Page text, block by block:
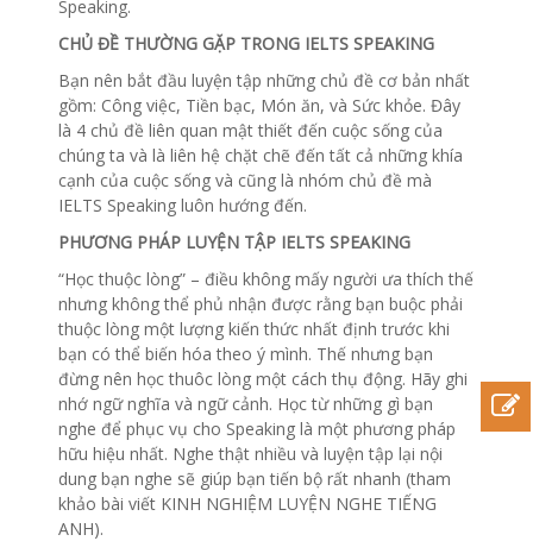
Speaking.
CHỦ ĐỀ THƯỜNG GẶP TRONG IELTS SPEAKING
Bạn nên bắt đầu luyện tập những chủ đề cơ bản nhất
gồm: Công việc, Tiền bạc, Món ăn, và Sức khỏe. Đây
là 4 chủ đề liên quan mật thiết đến cuộc sống của
chúng ta và là liên hệ chặt chẽ đến tất cả những khía
cạnh của cuộc sống và cũng là nhóm chủ đề mà
IELTS Speaking luôn hướng đến.
PHƯƠNG PHÁP LUYỆN TẬP IELTS SPEAKING
“Học thuộc lòng” – điều không mấy người ưa thích thế
nhưng không thể phủ nhận được rằng bạn buộc phải
thuộc lòng một lượng kiến thức nhất định trước khi
bạn có thể biến hóa theo ý mình. Thế nhưng bạn
đừng nên học thuôc lòng một cách thụ động. Hãy ghi
nhớ ngữ nghĩa và ngữ cảnh. Học từ những gì bạn
nghe để phục vụ cho Speaking là một phương pháp
hữu hiệu nhất. Nghe thật nhiều và luyện tập lại nội
dung bạn nghe sẽ giúp bạn tiến bộ rất nhanh (tham
khảo bài viết KINH NGHIỆM LUYỆN NGHE TIẾNG
ANH).